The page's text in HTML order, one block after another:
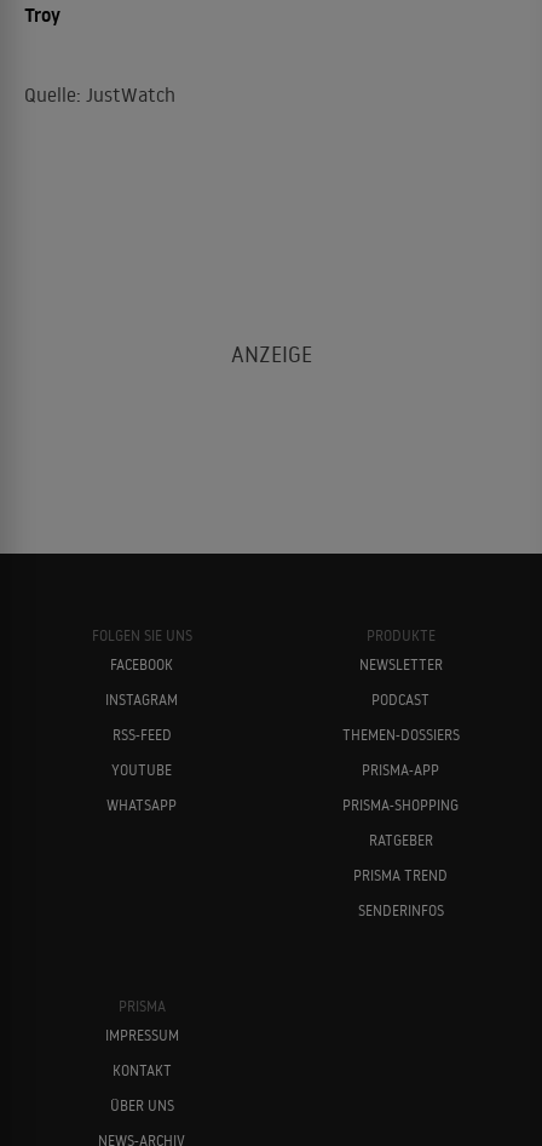
Troy
Quelle: JustWatch
FOLGEN SIE UNS
FACEBOOK
INSTAGRAM
RSS-FEED
YOUTUBE
WHATSAPP
PRODUKTE
NEWSLETTER
PODCAST
THEMEN-DOSSIERS
PRISMA-APP
PRISMA-SHOPPING
RATGEBER
PRISMA TREND
SENDERINFOS
PRISMA
IMPRESSUM
KONTAKT
ÜBER UNS
NEWS-ARCHIV